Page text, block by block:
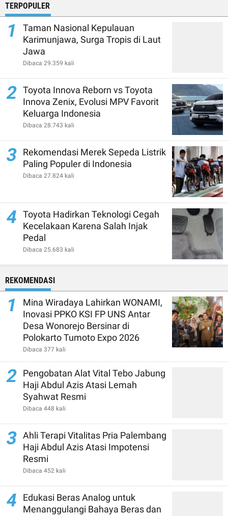
TERPOPULER
1
Taman Nasional Kepulauan
Karimunjawa, Surga Tropis di Laut
Jawa
Dibaca 29.359 kali
2 Toyota Innova Reborn vs Toyota
Innova Zenix, Evolusi MPV Favorit
Keluarga Indonesia
Dibaca 28.743 kali
3
Rekomendasi Merek Sepeda Listrik
Paling Populer di Indonesia
Dibaca 27.824 kali
4
Toyota Hadirkan Teknologi Cegah
Kecelakaan Karena Salah Injak
Pedal
Dibaca 25.683 kali
REKOMENDASI
1
Mina Wiradaya Lahirkan WONAMI,
Inovasi PPKO KSI FP UNS Antar
Desa Wonorejo Bersinar di
Polokarto Tumoto Expo 2026
Dibaca 377 kali
2
Pengobatan Alat Vital Tebo Jabung
Haji Abdul Azis Atasi Lemah
Syahwat Resmi
Dibaca 448 kali
3 Ahli Terapi Vitalitas Pria Palembang
Haji Abdul Azis Atasi Impotensi
Resmi
Dibaca 452 kali
4
Edukasi Beras Analog untuk
Menanggulangi Bahaya Beras dan